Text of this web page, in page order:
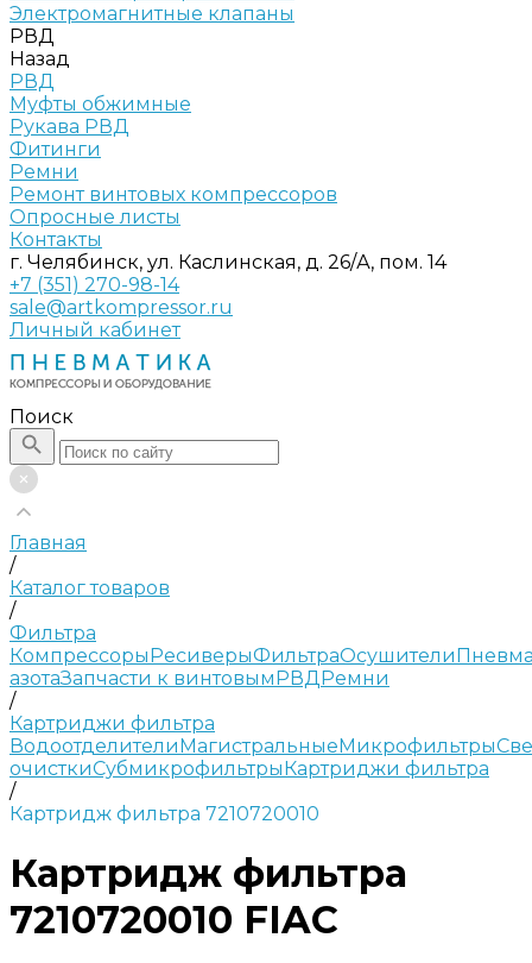
Электромагнитные клапаны
РВД
Назад
РВД
Муфты обжимные
Рукава РВД
Фитинги
Ремни
Ремонт винтовых компрессоров
Опросные листы
Контакты
г. Челябинск, ул. Каслинская, д. 26/А, пом. 14
+7 (351) 270-98-14
sale@artkompressor.ru
Личный кабинет
Поиск
Главная
/
Каталог товаров
/
Фильтра
КомпрессорыРесиверыФильтраОсушители
азотаЗапчасти к винтовымРВДРемни
/
Картриджи фильтра
ВодоотделителиМагистральныеМикрофильтры
очисткиСубмикрофильтрыКартриджи фильтра
/
Картридж фильтра 7210720010
Картридж фильтра
7210720010 FIAC